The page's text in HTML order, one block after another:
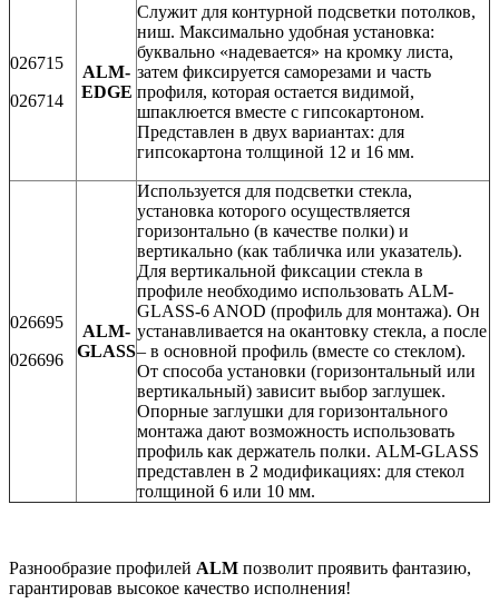
026715
026714
ALM-
EDGE
Служит для контурной подсветки потолков,
ниш. Максимально удобная установка:
буквально «надевается» на кромку листа,
затем фиксируется саморезами и часть
профиля, которая остается видимой,
шпаклюется вместе с гипсокартоном.
Представлен в двух вариантах: для
гипсокартона толщиной 12 и 16 мм.
026695
026696
ALM-
GLASS
Используется для подсветки стекла,
установка которого осуществляется
горизонтально (в качестве полки) и
вертикально (как табличка или указатель).
Для вертикальной фиксации стекла в
профиле необходимо использовать ALM-
GLASS-6 ANOD (профиль для монтажа). Он
устанавливается на окантовку стекла, а после
– в основной профиль (вместе со стеклом).
От способа установки (горизонтальный или
вертикальный) зависит выбор заглушек.
Опорные заглушки для горизонтального
монтажа дают возможность использовать
профиль как держатель полки. ALM-GLASS
представлен в 2 модификациях: для стекол
толщиной 6 или 10 мм.
Разнообразие профилей ALM позволит проявить фантазию,
гарантировав высокое качество исполнения!